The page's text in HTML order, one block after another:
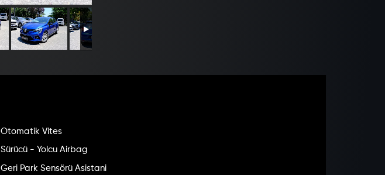
Otomatik Vites
Sürücü - Yolcu Airbag
Geri Park Sensörü Asistani